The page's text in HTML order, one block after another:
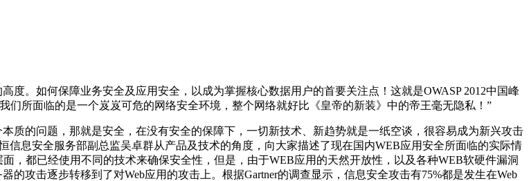
。如何保障业务安全及应用安全，以成为掌握核心数据用户的首要关注点！这就是OWASP 2012中国峰
所面临的是一个岌岌可危的网络安全环境，整个网络就好比《皇帝的新装》中的帝王毫无隐私！”
质的问题，那就是安全，在没有安全的保障下，一切新技术、新趋势就是一纸空谈，很容易成为新兴攻击
信息安全服务部副总监吴卓群从产品及技术的角度，向大家描述了现在国内WEB应用安全所面临的实际情
，都已经使用不同的技术来确保安全性，但是，由于WEB应用的天然开放性，以及各种WEB软硬件漏洞
攻击逐步转移到了对Web应用的攻击上。根据Gartner的调查显示，信息安全攻击有75%都是发生在Web